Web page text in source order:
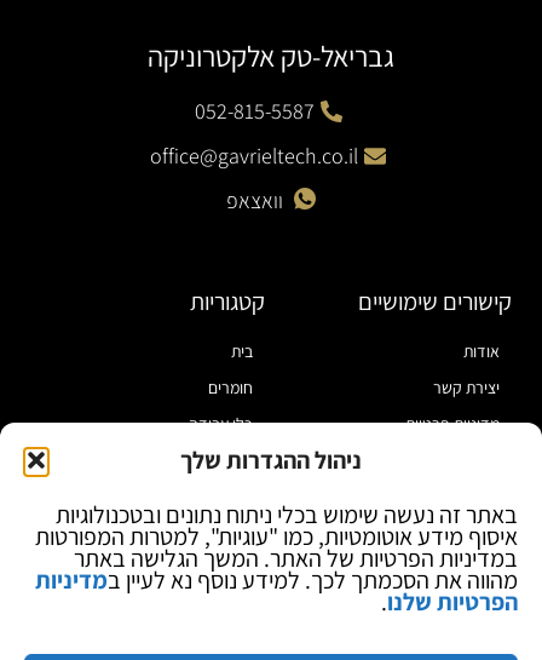
ניהול ההגדרות שלך
באתר זה נעשה שימוש בכלי ניתוח נתונים ובטכנולוגיות
איסוף מידע אוטומטיות, כמו "עוגיות", למטרות המפורטות
במדיניות הפרטיות של האתר. המשך הגלישה באתר
מהווה את הסכמתך לכך. למידע נוסף נא לעיין במדיניות
הפרטיות שלנו.
גבריאל-טק אלקטרוניקה
052-815-5587
office@gavrieltech.co.il
וואצאפ
קישורים שימושיים
אודות
יצירת קשר
מדיניות פרטיות
בלוג
קטגוריות
בית
חומרים
כלי עבודה
מוצרי הלחמה
ספקי כח ומודדים
ציוד אופטי להגדלה